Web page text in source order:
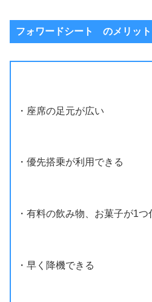
フォワードシート のメリット
・座席の足元が広い
・優先搭乗が利用できる
・有料の飲み物、お菓子が1つ
・早く降機できる